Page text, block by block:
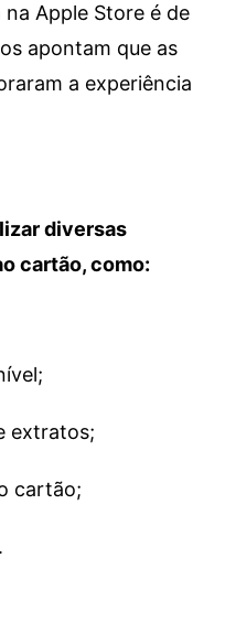
Apple Store é de
apontam que as
a experiência
diversas
cartão, como:
extratos;
cartão;